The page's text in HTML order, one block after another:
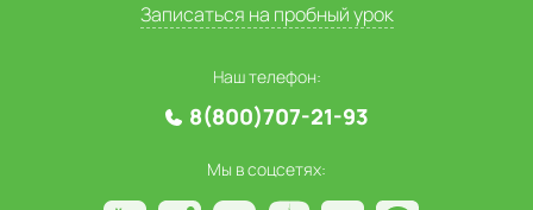
Записаться на пробный урок
Наш телефон:
8(800)707-21-93
Мы в соцсетях: